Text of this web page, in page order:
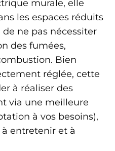
murale, elle
les espaces réduits
ne pas nécessiter
des fumées,
Bien
réglée, cette
à réaliser des
via une meilleure
à vos besoins),
entretenir et à